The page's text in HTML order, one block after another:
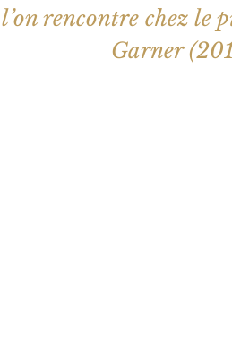
l’on rencontre chez le
Garner